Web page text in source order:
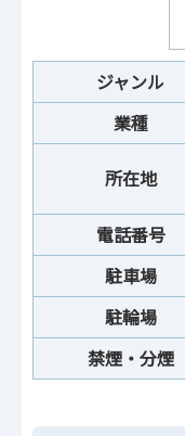
ジャンル
業種
所在地
電話番号
駐車場
駐輪場
禁煙・分煙